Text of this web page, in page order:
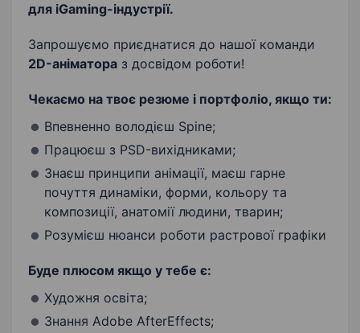
для iGaming-індустрії.
Запрошуємо приєднатися до нашої команди
2D-аніматора з досвідом роботи!
Чекаємо на твоє резюме і портфоліо, якщо ти:
Впевненно володієш Spine;
Працюєш з PSD-вихідниками;
Знаєш принципи анімації, маєш гарне
почуття динаміки, форми, кольору та
композиції, анатомії людини, тварин;
Розумієш нюанси роботи растрової графіки
Буде плюсом якщо у тебе є:
Художня освіта;
Знання Adobe AfterEffects;